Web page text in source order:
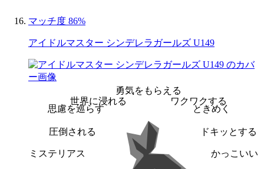
マッチ度 86%
アイドルマスター シンデレラガールズ U149
勇気をもらえる
ワクワクする
ときめく
ドキッとする
かっこいい
ミステリアス
圧倒される
思慮を巡らす
世界に浸れる